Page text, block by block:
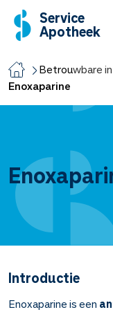
Service
Apotheek
Betrouwbare
Enoxaparine
Introductie
Enoxaparine is een